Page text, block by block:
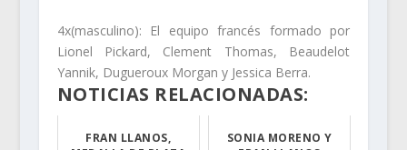
4x(masculino): El equipo francés formado por
Lionel Pickard, Clement Thomas, Beaudelot
Yannik, Dugueroux Morgan y Jessica Berra.
NOTICIAS RELACIONADAS:
FRAN LLANOS,
SONIA MORENO Y